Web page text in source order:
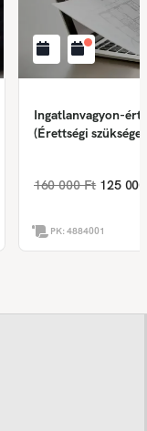
Ingatlanvagyon-
(Érettségi
160 000 Ft 125
PK:4884001